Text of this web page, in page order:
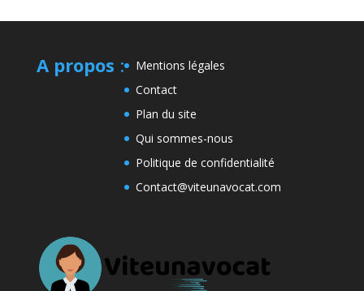
A propos :
Mentions légales
Contact
Plan du site
Qui sommes-nous
Politique de confidentialité
Contact@viteunavocat.com